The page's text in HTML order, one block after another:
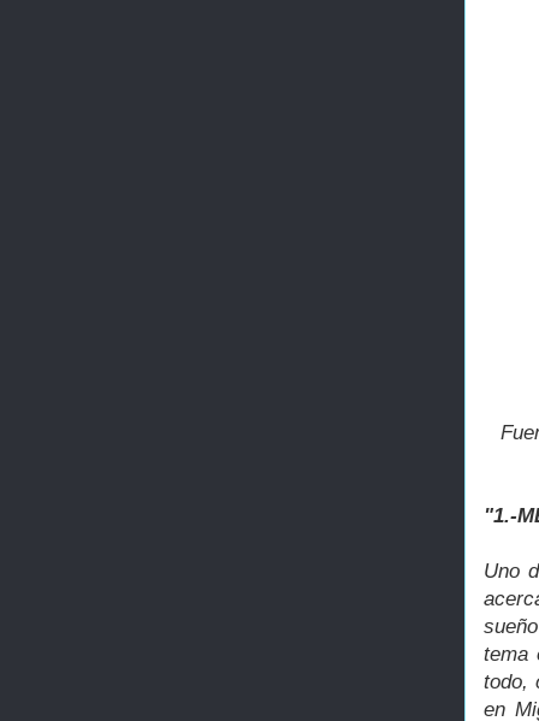
"1.-
Uno
tema
todo,
en